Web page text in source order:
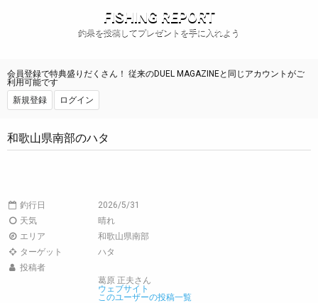
FISHING REPORT
釣果を投稿してプレゼントを手に入れよう
会員登録で特典盛りだくさん！ 従来のDUEL MAGAZINEと同じアカウントがご
利用可能です
新規登録
ログイン
和歌山県南部のハタ
釣行日
2026/5/31
天気
晴れ
エリア
和歌山県南部
ターゲット
ハタ
投稿者
葛原 正夫さん
ウェブサイト
このユーザーの投稿一覧